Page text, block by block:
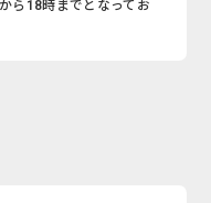
ら18時までとなってお